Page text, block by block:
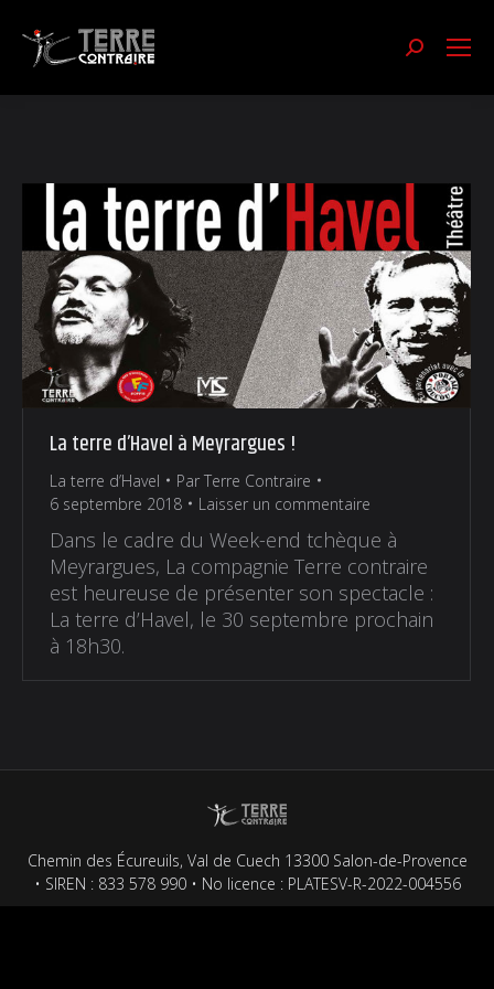
La terre d’Havel à Meyrargues !
La terre d’Havel Par Terre Contraire
6 septembre 2018
Laisser un commentaire
Dans le cadre du Week-end tchèque à
Meyrargues, La compagnie Terre contraire
est heureuse de présenter son spectacle :
La terre d’Havel, le 30 septembre prochain
à 18h30.
Chemin des Écureuils, Val de Cuech 13300 Salon-de-Provence
• SIREN : 833 578 990 • No licence : PLATESV-R-2022-004556